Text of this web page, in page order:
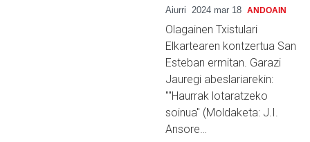
Aiurri 2024 mar 18 ANDOAIN
Olagainen Txistulari
Elkartearen kontzertua San
Esteban ermitan. Garazi
Jauregi abeslariarekin:
""Haurrak lotaratzeko
soinua" (Moldaketa: J.I.
Ansore…